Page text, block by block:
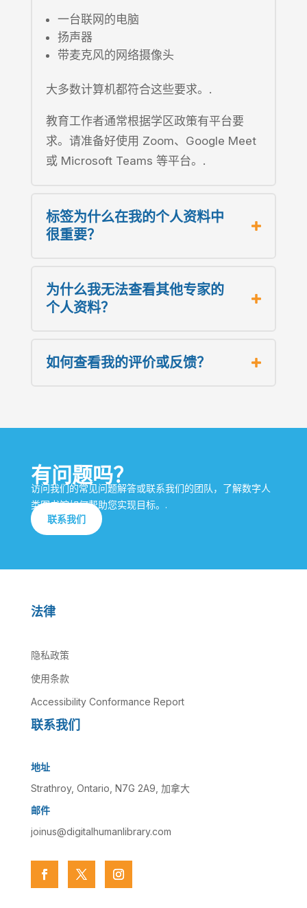
一台联网的电脑
扬声器
带麦克风的网络摄像头
大多数计算机都符合这些要求。.
教育工作者通常根据学区政策有平台要
求。请准备好使用 Zoom、Google Meet
或 Microsoft Teams 等平台。.
标签为什么在我的个人资料中
很重要？
为什么我无法查看其他专家的
个人资料？
如何查看我的评价或反馈？
有问题吗？
访问我们的常见问题解答或联系我们的团队，了解数字人
类图书馆如何帮助您实现目标。.
联系我们
法律
隐私政策
使用条款
Accessibility Conformance Report
联系我们
地址
Strathroy, Ontario, N7G 2A9, 加拿大
邮件
joinus@digitalhumanlibrary.com